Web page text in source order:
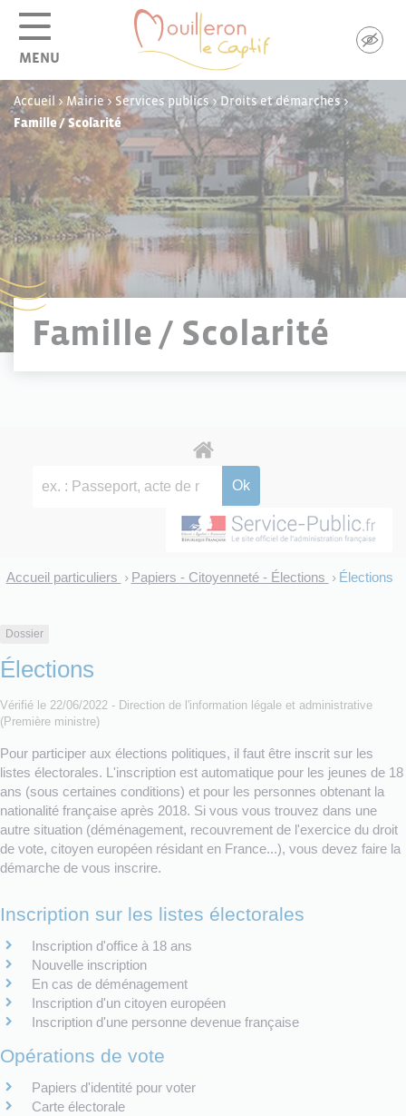
MENU
Accueil >Mairie> Services publics>Droits et démarches>
Famille / Scolarité
Famille / Scolarité
Accueil particuliers > Papiers - Citoyenneté - Élections > Élections
Dossier
Élections
Vérifié le 22/06/2022 - Direction de l'information légale et administrative
(Première ministre)
Pour participer aux élections politiques, il faut être inscrit sur les
listes électorales. L'inscription est automatique pour les jeunes de 18
ans (sous certaines conditions) et pour les personnes obtenant la
nationalité française après 2018. Si vous vous trouvez dans une
autre situation (déménagement, recouvrement de l'exercice du droit
de vote, citoyen européen résidant en France...), vous devez faire la
démarche de vous inscrire.
Inscription sur les listes électorales
Inscription d'office à 18 ans
Nouvelle inscription
En cas de déménagement
Inscription d'un citoyen européen
Inscription d'une personne devenue française
Opérations de vote
Papiers d'identité pour voter
Carte électorale
Panneau de gestion des cookies